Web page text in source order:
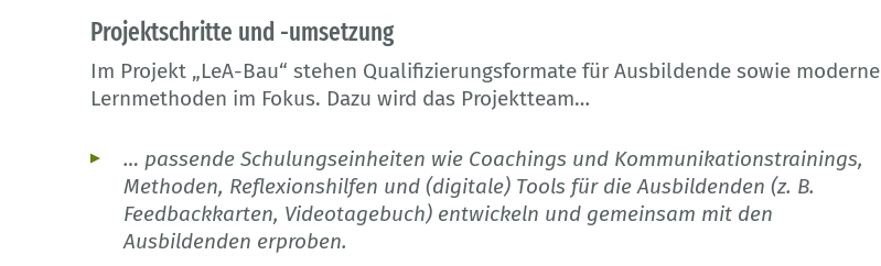
Projektschritte und -umsetzung
Im Projekt „LeA-Bau“ stehen Qualifizierungsformate für Ausbildende sowie moderne
Lernmethoden im Fokus. Dazu wird das Projektteam…
… passende Schulungseinheiten wie Coachings und Kommunikationstrainings,
Methoden, Reflexionshilfen und (digitale) Tools für die Ausbildenden (z. B.
Feedbackkarten, Videotagebuch) entwickeln und gemeinsam mit den
Ausbildenden erproben.